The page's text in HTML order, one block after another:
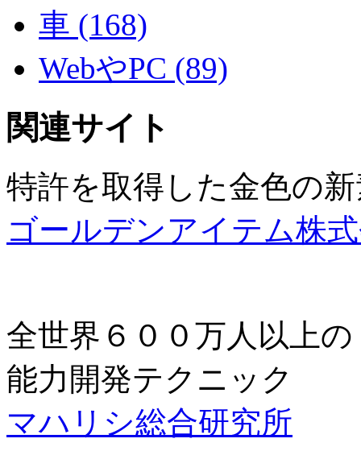
車 (168)
WebやPC (89)
関連サイト
特許を取得した金色の
ゴールデンアイテム株
全世界６００万人以上の
能力開発テクニック
マハリシ総合研究所